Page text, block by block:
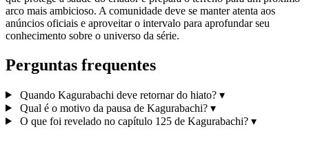
arco mais ambicioso. A comunidade deve se manter atenta aos
anúncios oficiais e aproveitar o intervalo para aprofundar seu
conhecimento sobre o universo da série.
Perguntas frequentes
Quando Kagurabachi deve retornar do hiato? ▾
Qual é o motivo da pausa de Kagurabachi? ▾
O que foi revelado no capítulo 125 de Kagurabachi? ▾